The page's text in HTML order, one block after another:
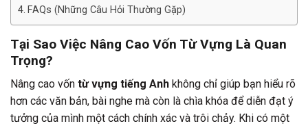
FAQs (Những Câu Hỏi Thường Gặp)
Tại Sao Việc Nâng Cao Vốn Từ Vựng Là Quan
Trọng?
Nâng cao vốn từ vựng tiếng Anh không chỉ giúp bạn hiểu rõ
hơn các văn bản, bài nghe mà còn là chìa khóa để diễn đạt ý
tưởng của mình một cách chính xác và trôi chảy. Khi có một